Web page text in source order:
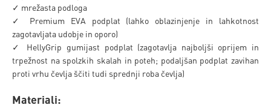
✓ mrežasta podloga
✓ Premium EVA podplat (lahko oblazinjenje in lahkotnost
zagotavljata udobje in oporo)
✓ HellyGrip gumijast podplat (zagotavlja najboljši oprijem in
trpežnost na spolzkih skalah in poteh; podaljšan podplat zavihan
proti vrhu čevlja ščiti tudi sprednji roba čevlja)
Materiali: